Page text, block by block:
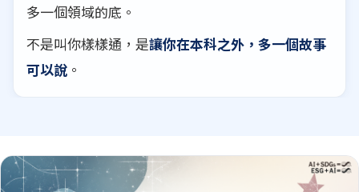
多一個領域的底。
不是叫你樣樣通，是讓你在本科之外，多一個故事
可以說 。